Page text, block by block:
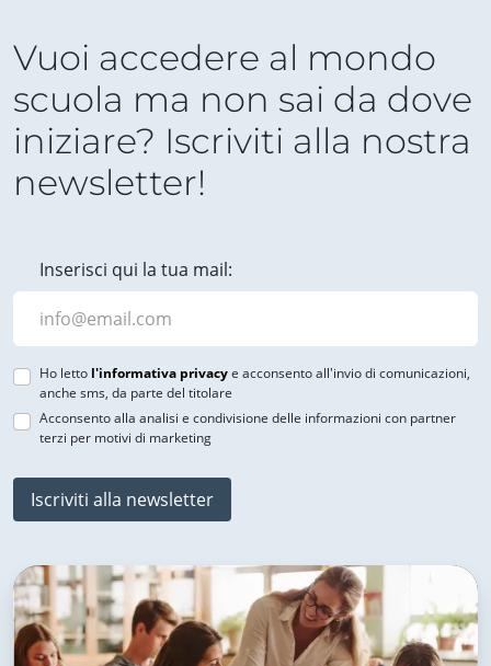
Vuoi accedere al mondo
scuola ma non sai da dove
iniziare? Iscriviti alla nostra
newsletter!
Inserisci qui la tua mail:
Ho letto l'informativa privacye acconsento all'invio di comunicazioni,
anche sms, da parte del titolare
Acconsento alla analisi e condivisione delle informazioni con partner
terzi per motivi di marketing
Iscriviti alla newsletter